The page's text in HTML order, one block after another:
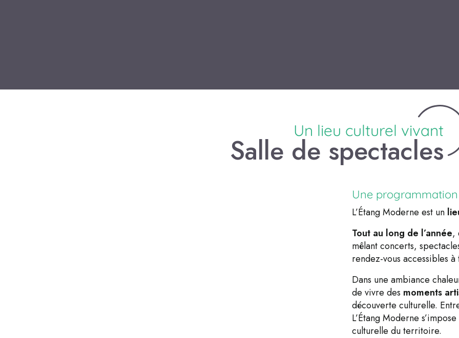
Un lieu culturel vivant
Salle de spectacles
Une
L’Étang Moderne est un
Tout au long de l’année,
mêlant concerts,
rendez-vous accessibles
Dans une ambiance
de vivre des moments
découverte culturelle.
L’Étang Moderne
culturelle du territoire.